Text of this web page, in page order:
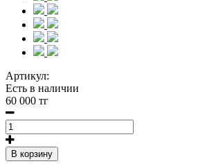
Артикул:
Есть в наличии
60 000 тг
В корзину